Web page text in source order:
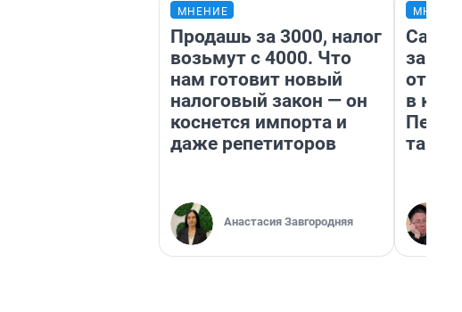
МНЕНИЕ
Продашь за 3000, налог
возьмут с 4000. Что
нам готовит новый
налоговый закон — он
коснется импорта и
даже репетиторов
Анастасия Завгородняя
в
там